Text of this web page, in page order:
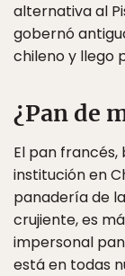
alternativa al
gobernó
chileno y llego
¿Pan de
El pan
institución en
panadería de
crujiente, es
impersonal
está en todas